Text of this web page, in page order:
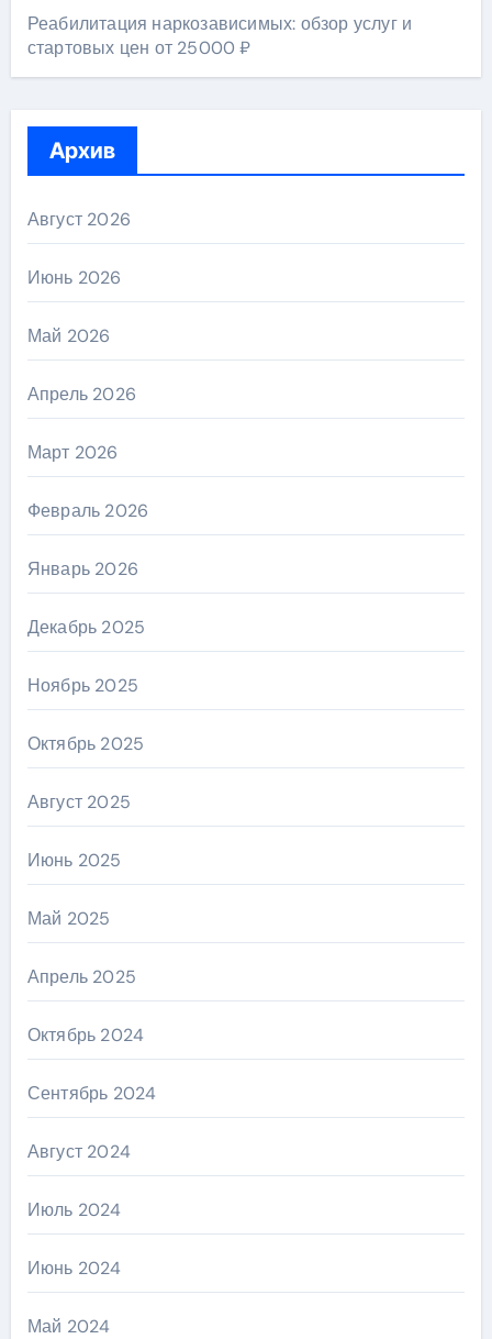
Реабилитация наркозависимых: обзор услуг и
стартовых цен от 25000 ₽
Архив
Август 2026
Июнь 2026
Май 2026
Апрель 2026
Март 2026
Февраль 2026
Январь 2026
Декабрь 2025
Ноябрь 2025
Октябрь 2025
Август 2025
Июнь 2025
Май 2025
Апрель 2025
Октябрь 2024
Сентябрь 2024
Август 2024
Июль 2024
Июнь 2024
Май 2024